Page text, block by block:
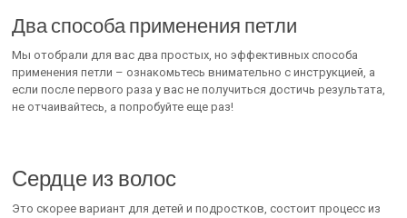
Два способа применения петли
Мы отобрали для вас два простых, но эффективных способа
применения петли – ознакомьтесь внимательно с инструкцией, а
если после первого раза у вас не получиться достичь результата,
не отчаивайтесь, а попробуйте еще раз!
Сердце из волос
Это скорее вариант для детей и подростков, состоит процесс из